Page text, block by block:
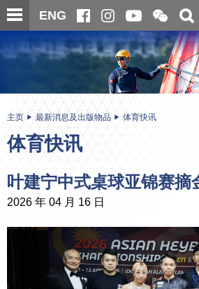
跳
至
内
ENG
开
合
微
信
二
维
码
内
主页 最新消息及出版物品 体育快讯
体育快讯
叶建宁中式桌球亚锦赛摘
2026 年 04 月 16 日